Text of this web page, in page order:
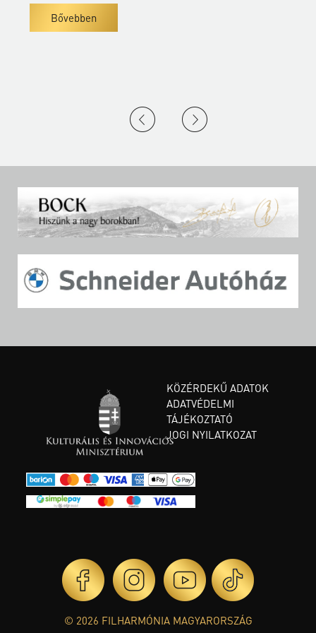
Bővebben
KÖZÉRDEKŰ ADATOK
ADATVÉDELMI
TÁJÉKOZTATÓ
JOGI NYILATKOZAT
© 2026 FILHARMÓNIA MAGYARORSZÁG